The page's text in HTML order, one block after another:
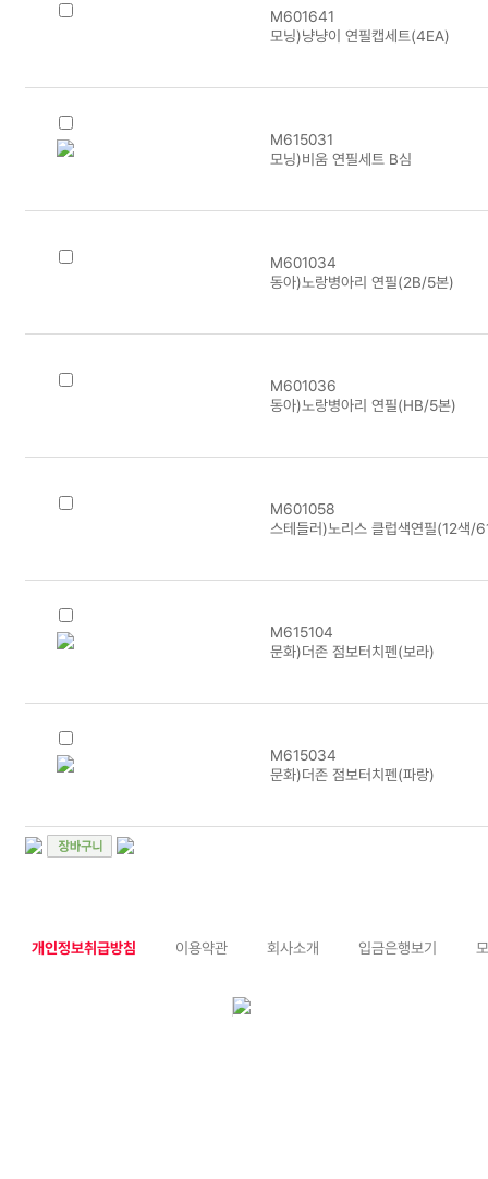
M601641
모닝)냥냥이 연필캡세트(4EA)
M615031
모닝)비움 연필세트 B심
M601034
동아)노랑병아리 연필(2B/5본)
M601036
동아)노랑병아리 연필(HB/5본)
M601058
스테들러)노리스 클럽색연필(12색/
M615104
문화)더존 점보터치펜(보라)
M615034
문화)더존 점보터치펜(파랑)
개인정보취급방침 이용약관 회사소개 입금은행보기